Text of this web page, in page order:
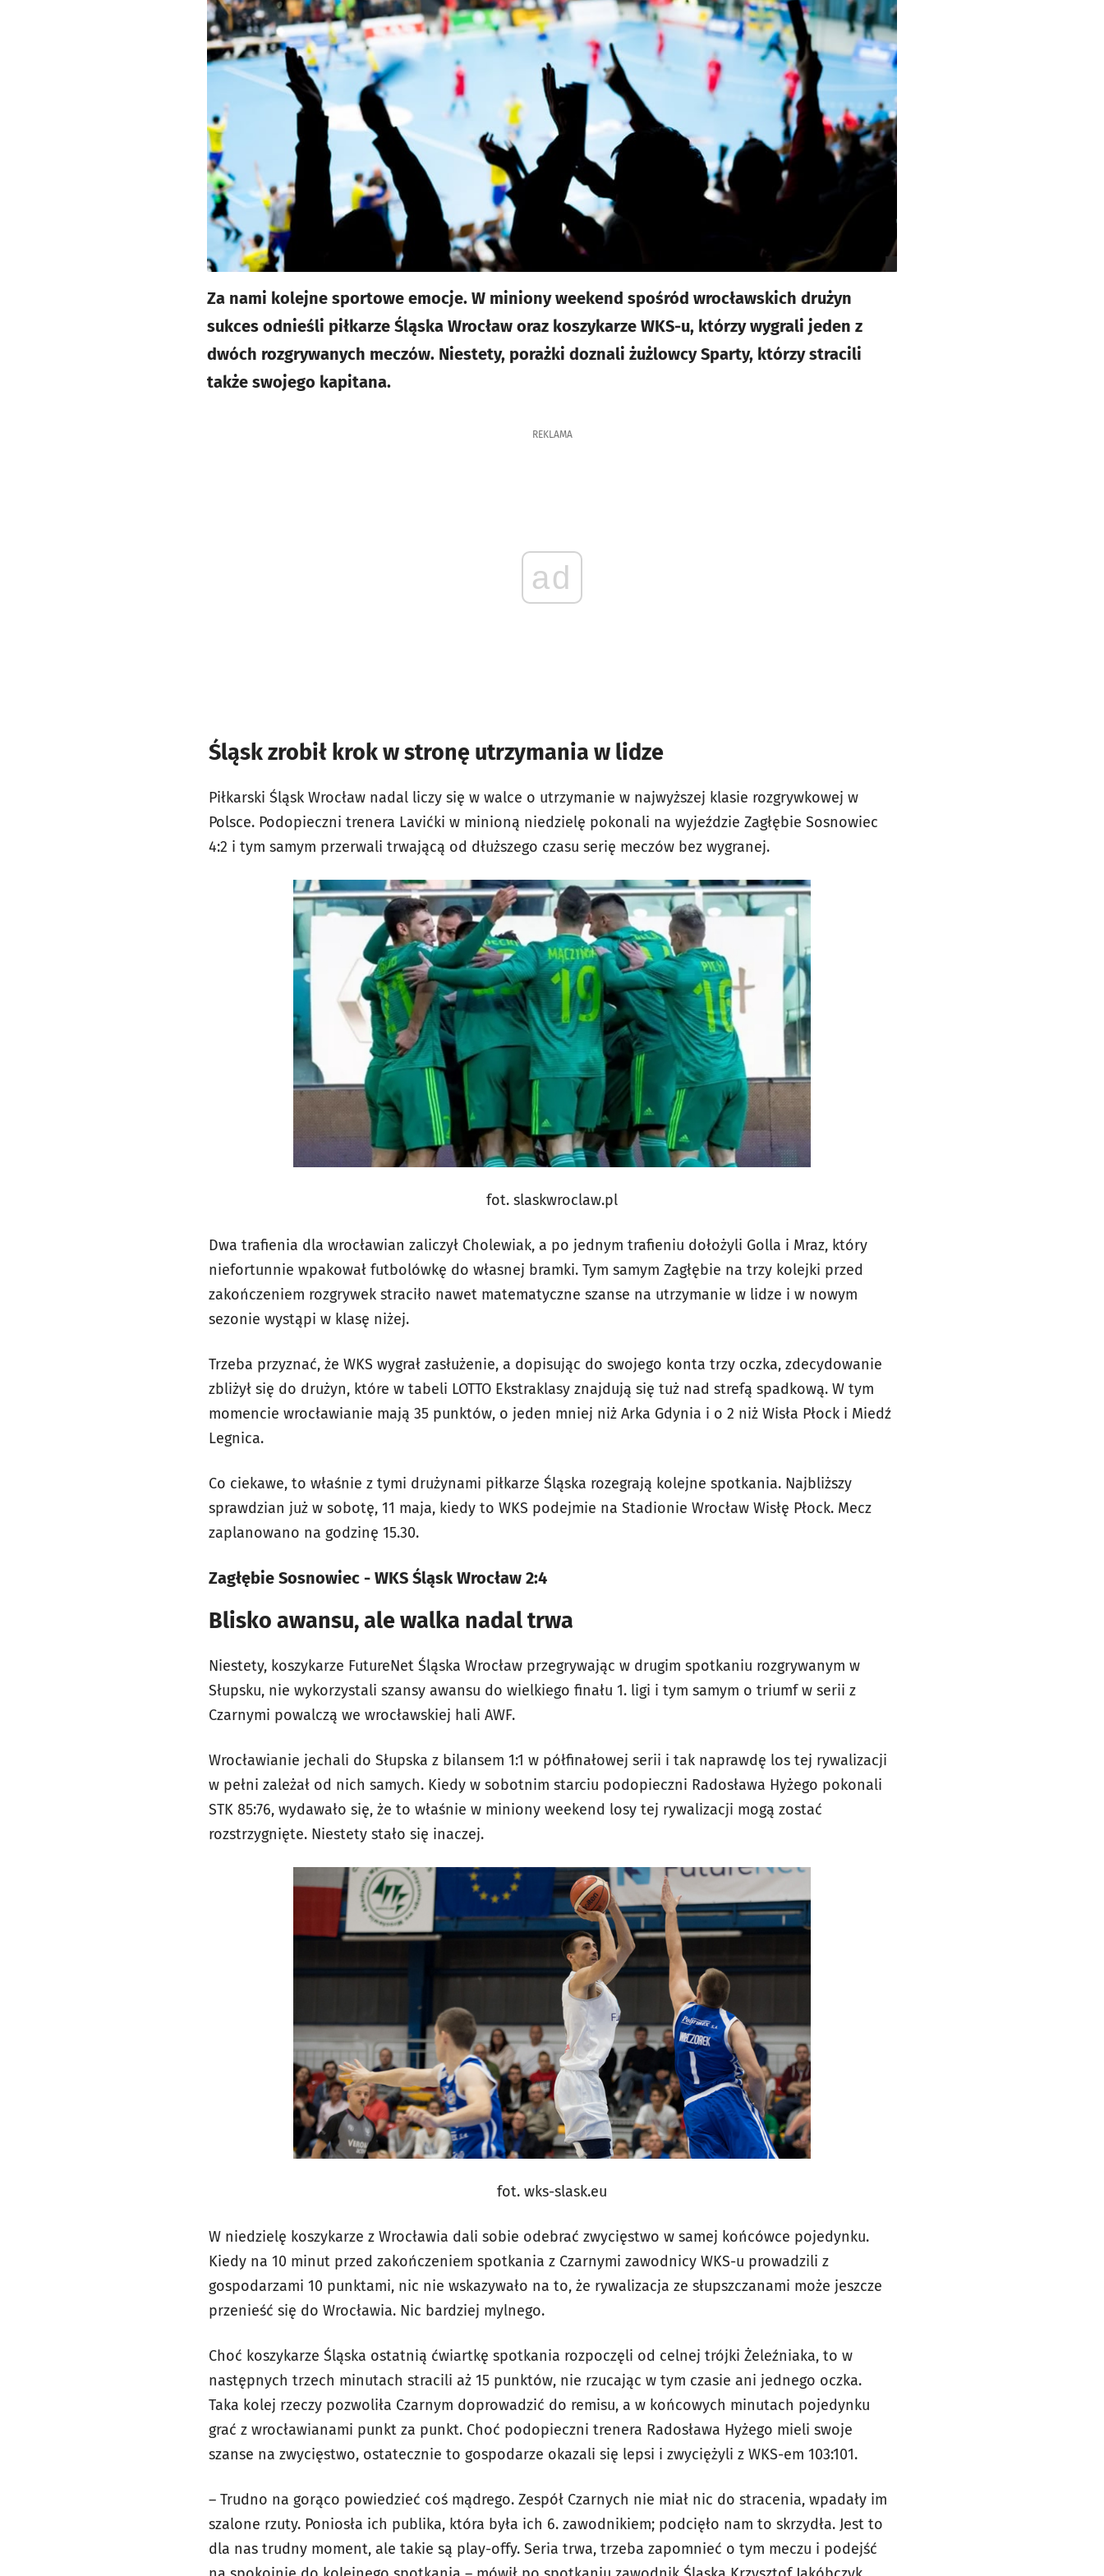
Za nami kolejne sportowe emocje. W miniony weekend spośród wrocławskich drużyn
sukces odnieśli piłkarze Śląska Wrocław oraz koszykarze WKS-u, którzy wygrali jeden z
dwóch rozgrywanych meczów. Niestety, porażki doznali żużlowcy Sparty, którzy stracili
także swojego kapitana.
REKLAMA
ad
Śląsk zrobił krok w stronę utrzymania w lidze
Piłkarski Śląsk Wrocław nadal liczy się w walce o utrzymanie w najwyższej klasie rozgrywkowej w
Polsce. Podopieczni trenera Lavićki w minioną niedzielę pokonali na wyjeździe Zagłębie Sosnowiec
4:2 i tym samym przerwali trwającą od dłuższego czasu serię meczów bez wygranej.
fot. slaskwroclaw.pl
Dwa trafienia dla wrocławian zaliczył Cholewiak, a po jednym trafieniu dołożyli Golla i Mraz, który
niefortunnie wpakował futbolówkę do własnej bramki. Tym samym Zagłębie na trzy kolejki przed
zakończeniem rozgrywek straciło nawet matematyczne szanse na utrzymanie w lidze i w nowym
sezonie wystąpi w klasę niżej.
Trzeba przyznać, że WKS wygrał zasłużenie, a dopisując do swojego konta trzy oczka, zdecydowanie
zbliżył się do drużyn, które w tabeli LOTTO Ekstraklasy znajdują się tuż nad strefą spadkową. W tym
momencie wrocławianie mają 35 punktów, o jeden mniej niż Arka Gdynia i o 2 niż Wisła Płock i Miedź
Legnica.
Co ciekawe, to właśnie z tymi drużynami piłkarze Śląska rozegrają kolejne spotkania. Najbliższy
sprawdzian już w sobotę, 11 maja, kiedy to WKS podejmie na Stadionie Wrocław Wisłę Płock. Mecz
zaplanowano na godzinę 15.30.
Zagłębie Sosnowiec - WKS Śląsk Wrocław 2:4
Blisko awansu, ale walka nadal trwa
Niestety, koszykarze FutureNet Śląska Wrocław przegrywając w drugim spotkaniu rozgrywanym w
Słupsku, nie wykorzystali szansy awansu do wielkiego finału 1. ligi i tym samym o triumf w serii z
Czarnymi powalczą we wrocławskiej hali AWF.
Wrocławianie jechali do Słupska z bilansem 1:1 w półfinałowej serii i tak naprawdę los tej rywalizacji
w pełni zależał od nich samych. Kiedy w sobotnim starciu podopieczni Radosława Hyżego pokonali
STK 85:76, wydawało się, że to właśnie w miniony weekend losy tej rywalizacji mogą zostać
rozstrzygnięte. Niestety stało się inaczej.
fot. wks-slask.eu
W niedzielę koszykarze z Wrocławia dali sobie odebrać zwycięstwo w samej końcówce pojedynku.
Kiedy na 10 minut przed zakończeniem spotkania z Czarnymi zawodnicy WKS-u prowadzili z
gospodarzami 10 punktami, nic nie wskazywało na to, że rywalizacja ze słupszczanami może jeszcze
przenieść się do Wrocławia. Nic bardziej mylnego.
Choć koszykarze Śląska ostatnią ćwiartkę spotkania rozpoczęli od celnej trójki Żeleźniaka, to w
następnych trzech minutach stracili aż 15 punktów, nie rzucając w tym czasie ani jednego oczka.
Taka kolej rzeczy pozwoliła Czarnym doprowadzić do remisu, a w końcowych minutach pojedynku
grać z wrocławianami punkt za punkt. Choć podopieczni trenera Radosława Hyżego mieli swoje
szanse na zwycięstwo, ostatecznie to gospodarze okazali się lepsi i zwyciężyli z WKS-em 103:101.
– Trudno na gorąco powiedzieć coś mądrego. Zespół Czarnych nie miał nic do stracenia, wpadały im
szalone rzuty. Poniosła ich publika, która była ich 6. zawodnikiem; podcięło nam to skrzydła. Jest to
dla nas trudny moment, ale takie są play-offy. Seria trwa, trzeba zapomnieć o tym meczu i podejść